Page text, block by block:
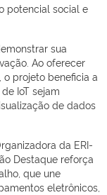
potencial social e
sua
Ao oferecer
projeto beneficia a
IoT sejam
de dados
da ERI-
Destaque reforça
que une
eletrônicos,